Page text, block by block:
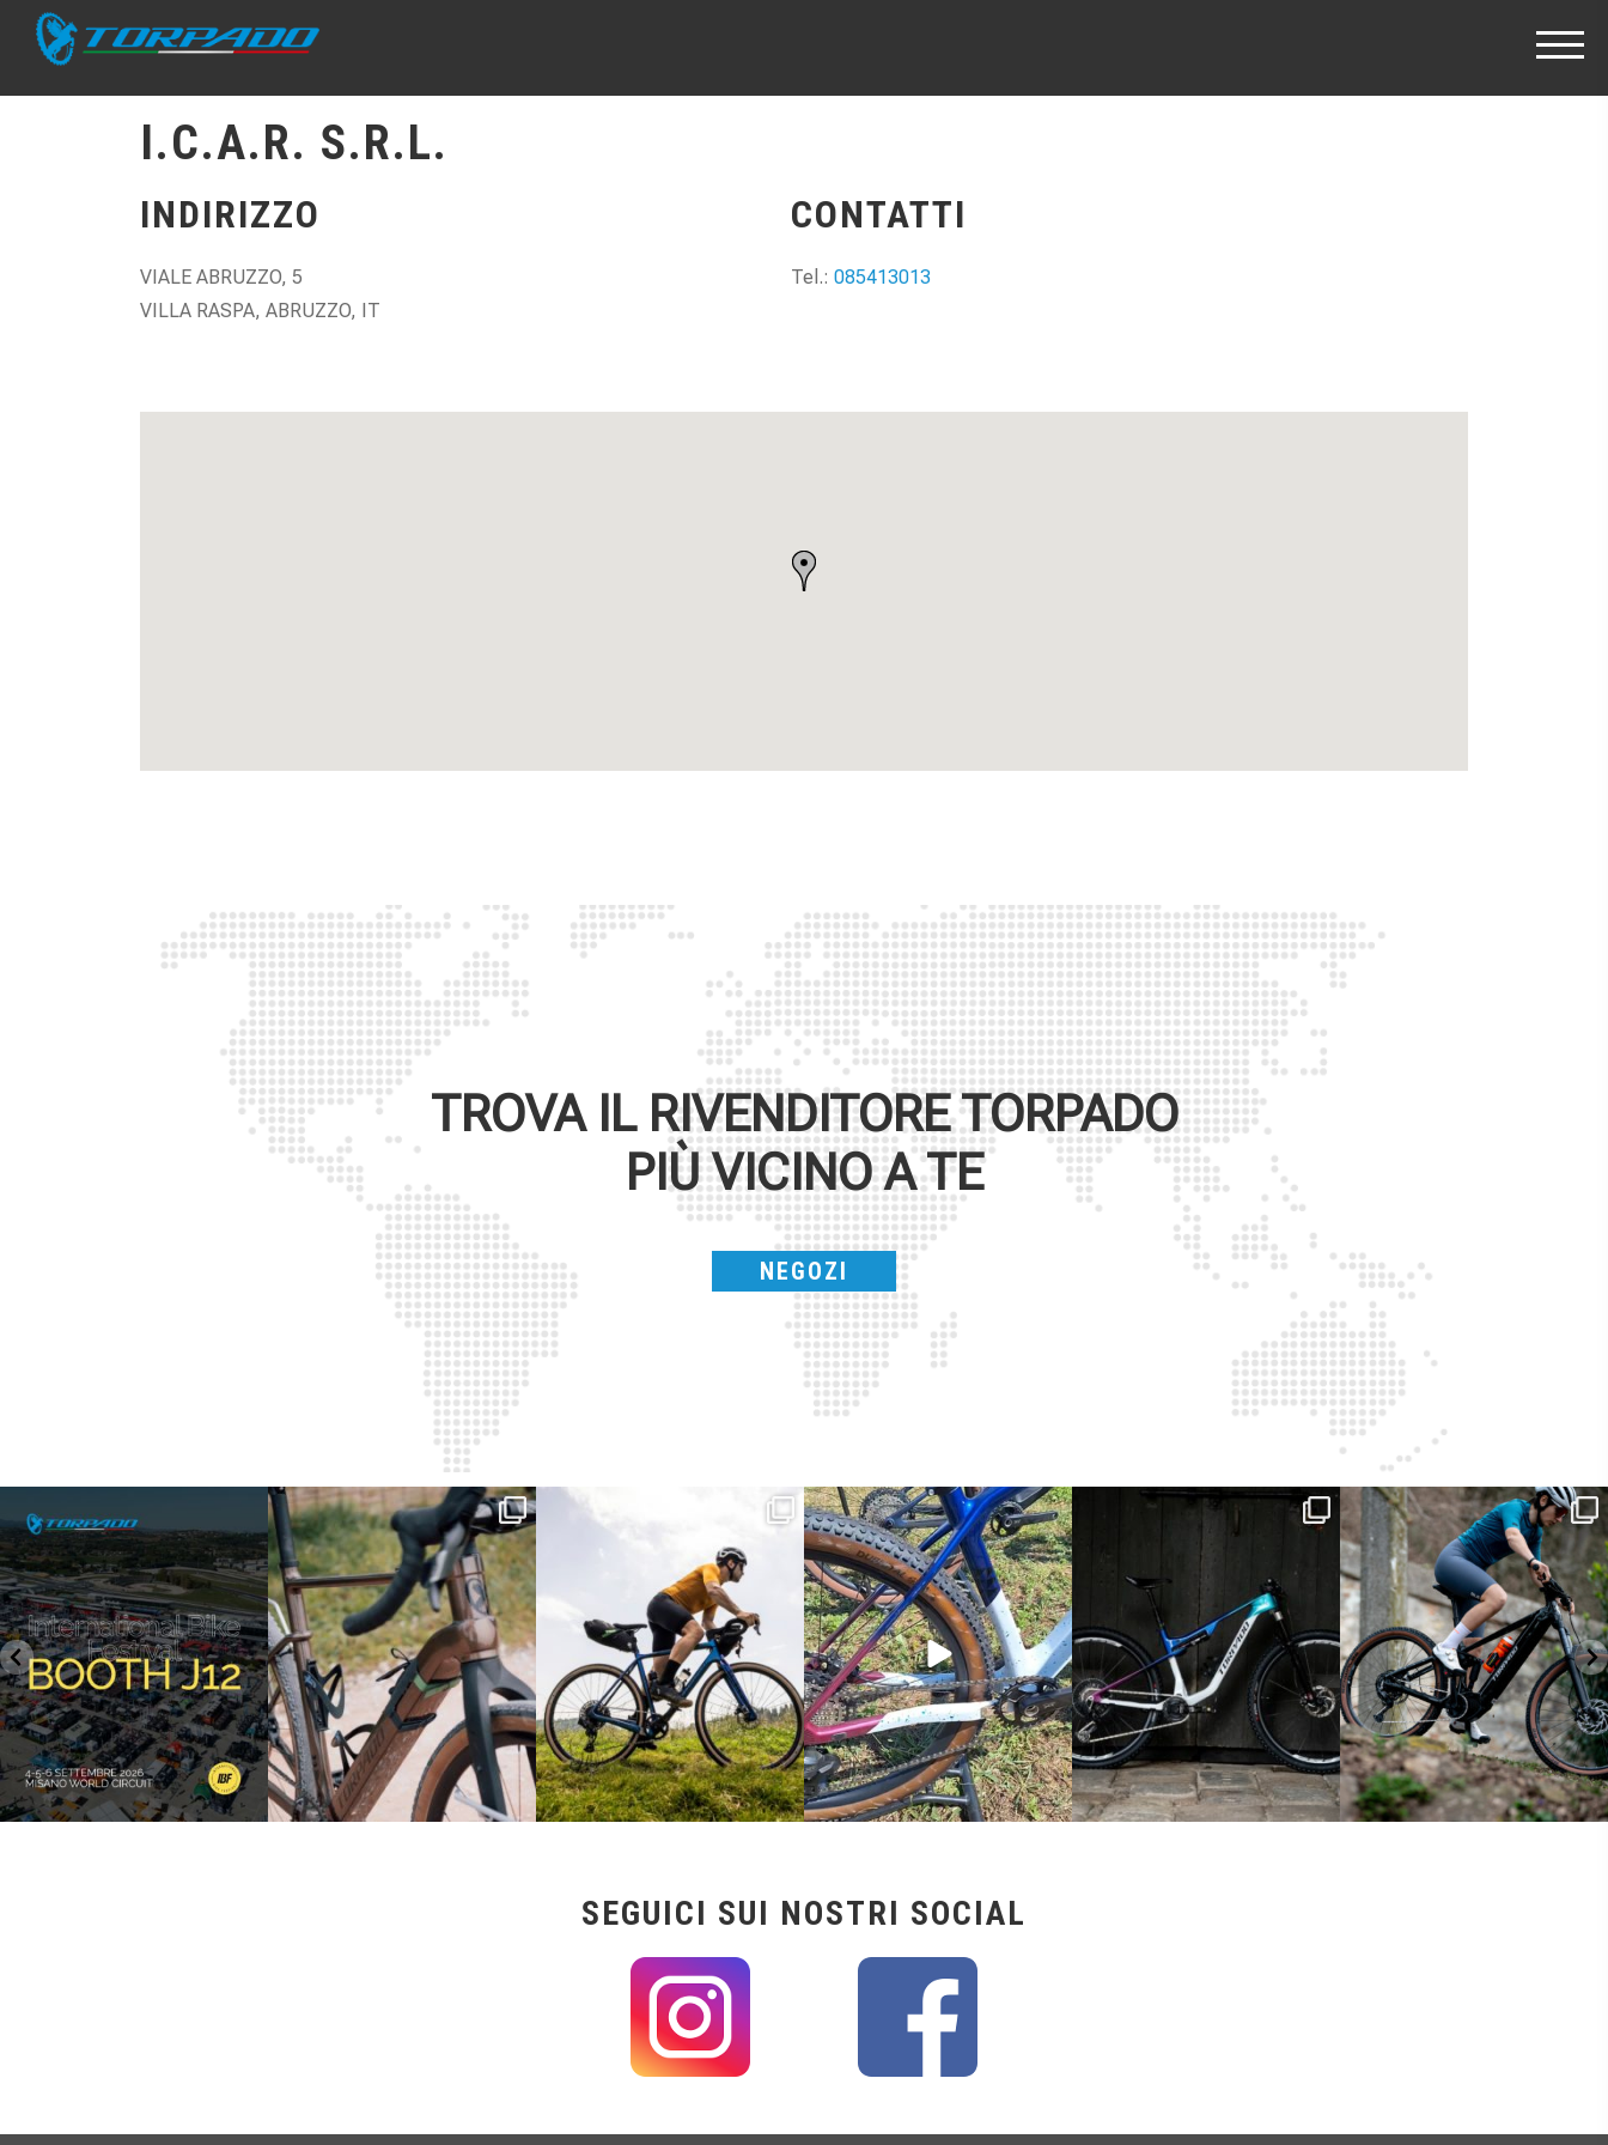
I.C.A.R. S.R.L.
INDIRIZZO
VIALE ABRUZZO, 5
VILLA RASPA, ABRUZZO, IT
CONTATTI
Tel.: 085413013
TROVA IL RIVENDITORETORPADO
PIÙ VICINO A TE
NEGOZI
IBF sta per...
17 1
Kepler R è la gravel pensata per affrontare
lunghe...
26 0
Parte dalla strada, continua sulla ghiaia,
2
Torpado ai Campionati Italiani XCO & E-
MTB
...
116 1
ReNero R è stata sviluppata per offrire
Ieri erano distanze. Oggi con Xanto S
sono...
25 0
SEGUICI SUI NOSTRI SOCIAL